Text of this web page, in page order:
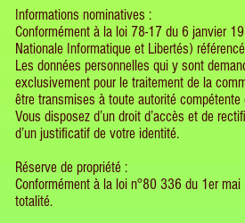
Informations nominatives :
Conformément à la loi 78-17 du 6 janvier
Nationale Informatique et Libertés)
Les données personnelles qui y sont
exclusivement pour le traitement de la
être transmises à toute autorité
Vous disposez d’un droit d’accès et de
d’un justificatif de votre identité.
Réserve de propriété :
Conformément à la loi n°80 336 du 1er
totalité.